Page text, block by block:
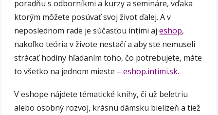
poradňu s odborníkmi a kurzy a semináre, vďaka
ktorým môžete posúvať svoj život ďalej. A v
neposlednom rade je súčasťou intimi ajeshop,
nakoľko teória v živote nestačí a aby ste nemuseli
strácať hodiny hľadaním toho, čo potrebujete, máte
to všetko na jednom mieste –eshop.intimi.sk.
V eshope nájdete tématické knihy, či už beletriu
alebo osobný rozvoj, krásnu dámsku bielizeň a tiež